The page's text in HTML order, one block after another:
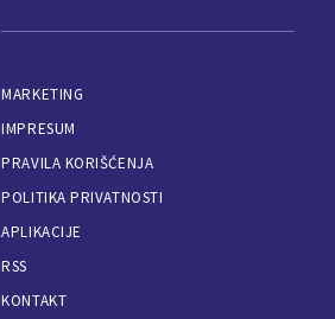
MARKETING
IMPRESUM
PRAVILA KORIŠĆENJA
POLITIKA PRIVATNOSTI
APLIKACIJE
RSS
KONTAKT